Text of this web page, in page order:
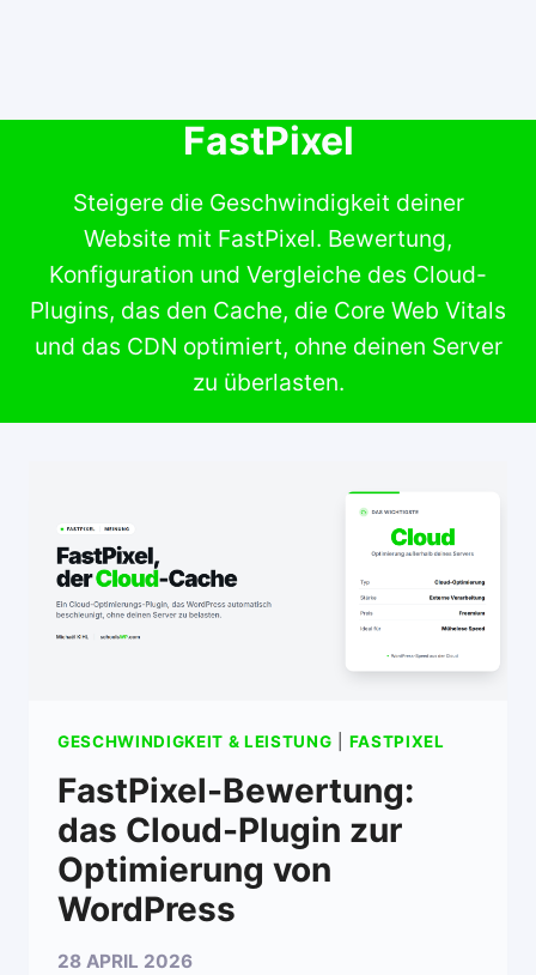
FastPixel
Steigere die Geschwindigkeit deiner
Website mit FastPixel. Bewertung,
Konfiguration und Vergleiche des Cloud-
Plugins, das den Cache, die Core Web Vitals
und das CDN optimiert, ohne deinen Server
zu überlasten.
GESCHWINDIGKEIT & LEISTUNG FASTPIXEL
FastPixel-Bewertung:
das Cloud-Plugin zur
Optimierung von
WordPress
28 APRIL 2026